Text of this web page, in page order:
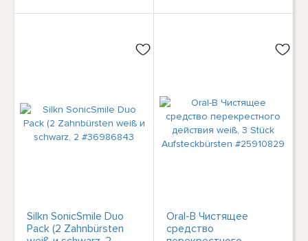
Silkn SonicSmile Duo
Pack (2 Zahnbürsten
Oral-B Чистящее
средство